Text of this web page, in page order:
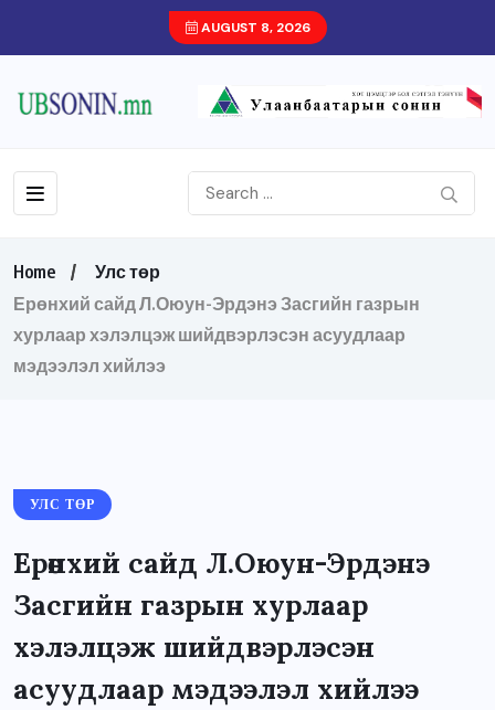
AUGUST 8, 2026
Home
Улс төр
Ерөнхий сайд Л.Оюун-Эрдэнэ Засгийн газрын
хурлаар хэлэлцэж шийдвэрлэсэн асуудлаар
мэдээлэл хийлээ
УЛС ТӨР
Ерөнхий сайд Л.Оюун-Эрдэнэ
Засгийн газрын хурлаар
хэлэлцэж шийдвэрлэсэн
асуудлаар мэдээлэл хийлээ